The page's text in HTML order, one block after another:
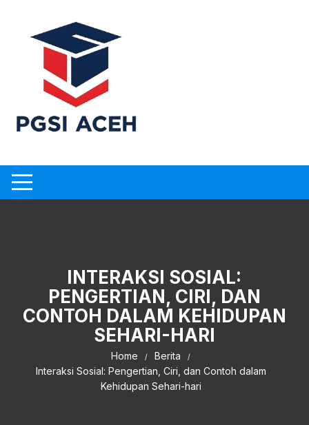
content
INTERAKSI SOSIAL:
PENGERTIAN, CIRI, DAN
CONTOH DALAM KEHIDUPAN
SEHARI-HARI
Home
Berita
Interaksi Sosial: Pengertian, Ciri, dan Contoh dalam
Kehidupan Sehari-hari